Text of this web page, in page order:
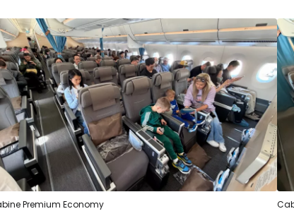
Premium Economy